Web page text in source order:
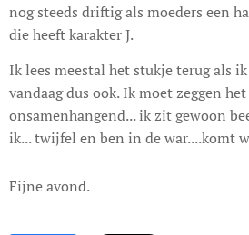
nog steeds driftig als moeders een
die heeft karakter J.
Ik lees meestal het stukje terug als
vandaag dus ook. Ik moet zeggen
onsamenhangend... ik zit gewoon
ik... twijfel en ben in de war....komt
Fijne avond.